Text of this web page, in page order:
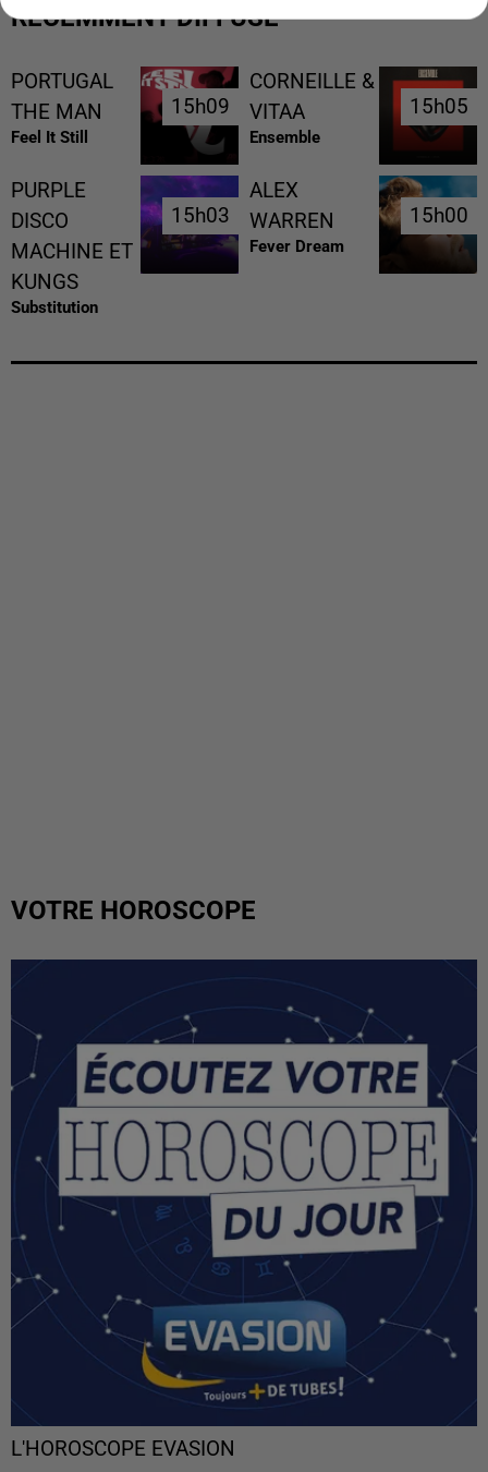
RÉCEMMENT DIFFUSÉ
PORTUGAL
THE MAN
Feel It Still
15h09
15h09
CORNEILLE &
VITAA
Ensemble
15h05
15h05
PURPLE
DISCO
MACHINE ET
KUNGS
Substitution
15h03
15h03
ALEX
WARREN
Fever Dream
15h00
15h00
VOTRE HOROSCOPE
L'HOROSCOPE EVASION